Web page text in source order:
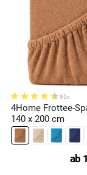
95x
4Home Frottee-
140 x 200 cm
ab